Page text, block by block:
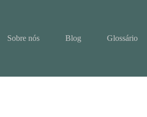
Sobre nós Blog Glossário